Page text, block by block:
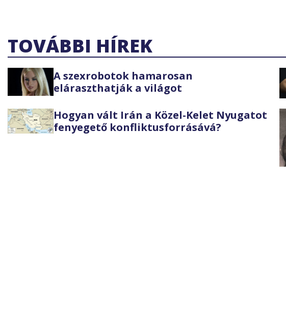
TOVÁBBI HÍREK
A szexrobotok hamarosan
eláraszthatják a világot
Hogyan vált Irán a Közel-Kelet Nyugatot
fenyegető konfliktusforrásává?